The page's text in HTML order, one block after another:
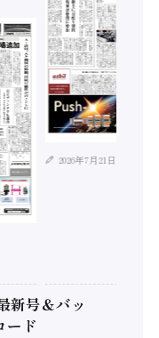
2026年7月21日
新号＆バッ
ード